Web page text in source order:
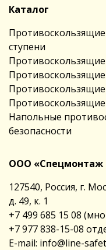
Каталог
ступени
Напольные
безопасности
ООО «Спецмонтаж
127540, Россия, г.
д. 49, к. 1
+7 499 685 15 08
+7 977 838-15-08
E-mail: info@line-